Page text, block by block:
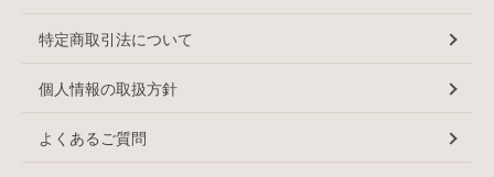
特定商取引法について
個人情報の取扱方針
よくあるご質問